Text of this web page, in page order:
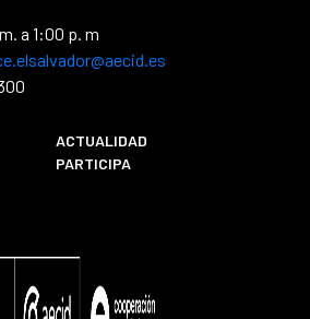
a 1:00 p. m
ACTUALIDAD
PARTICIPA